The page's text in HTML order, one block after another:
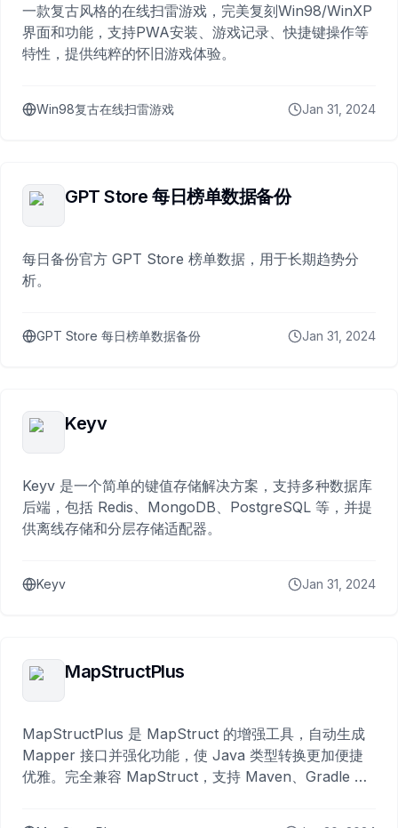
一款复古风格的在线扫雷游戏，完美复刻Win98/WinXP
界面和功能，支持PWA安装、游戏记录、快捷键操作等
特性，提供纯粹的怀旧游戏体验。
Win98复古在线扫雷游戏 Jan 31, 2024
GPT Store 每日榜单数据备份
每日备份官方 GPT Store 榜单数据，用于长期趋势分
析。
GPT Store 每日榜单数据备份 Jan 31, 2024
Keyv
Keyv 是一个简单的键值存储解决方案，支持多种数据库
后端，包括 Redis、MongoDB、PostgreSQL 等，并提
供离线存储和分层存储适配器。
Keyv Jan 31, 2024
MapStructPlus
MapStructPlus 是 MapStruct 的增强工具，自动生成
Mapper 接口并强化功能，使 Java 类型转换更加便捷
优雅。完全兼容 MapStruct，支持 Maven、Gradle 等